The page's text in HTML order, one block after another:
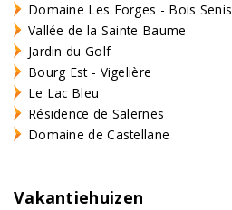
Domaine Les Forges - Bois Senis
Vallée de la Sainte Baume
Jardin du Golf
Bourg Est - Vigelière
Le Lac Bleu
Résidence de Salernes
Domaine de Castellane
Vakantiehuizen